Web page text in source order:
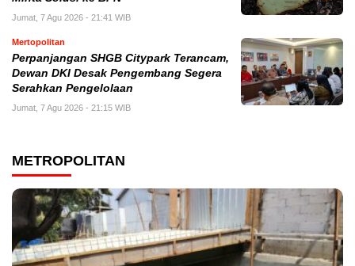
Jumat, 7 Agu 2026 - 21:41 WIB
Mertopolitan
Perpanjangan SHGB Citypark Terancam,
Dewan DKI Desak Pengembang Segera
Serahkan Pengelolaan
Jumat, 7 Agu 2026 - 21:15 WIB
METROPOLITAN